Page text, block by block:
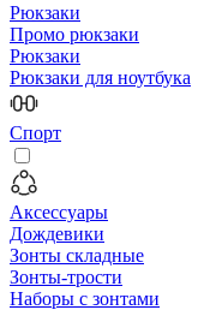
Рюкзаки
Промо рюкзаки
Рюкзаки
Рюкзаки для ноутбука
Спорт
Аксессуары
Дождевики
Зонты складные
Зонты-трости
Наборы с зонтами